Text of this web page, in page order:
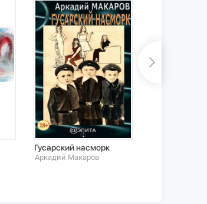
Гусарский насморк
Аркадий Макаров